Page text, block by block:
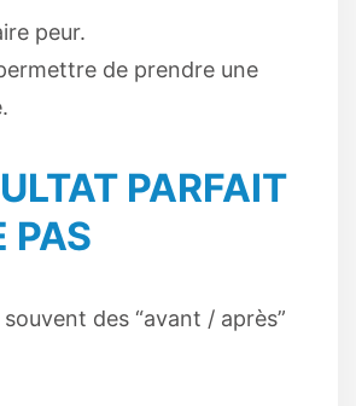
peur.
de prendre une
PARFAIT
PAS
des “avant / après”